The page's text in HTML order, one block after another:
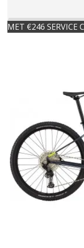
MET €246 SERVICE